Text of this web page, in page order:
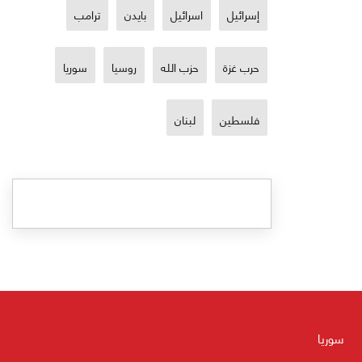
إسرائيل اسرائيل بايدن ترامب
حرب غزة حزب الله روسيا سوريا
فلسطين لبنان
سوريا